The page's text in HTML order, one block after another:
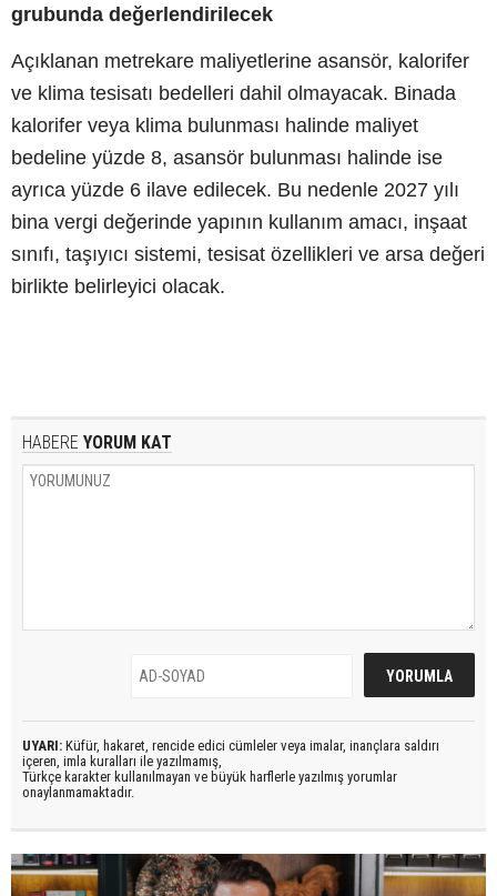
grubunda değerlendirilecek
Açıklanan metrekare maliyetlerine asansör, kalorifer
ve klima tesisatı bedelleri dahil olmayacak. Binada
kalorifer veya klima bulunması halinde maliyet
bedeline yüzde 8, asansör bulunması halinde ise
ayrıca yüzde 6 ilave edilecek. Bu nedenle 2027 yılı
bina vergi değerinde yapının kullanım amacı, inşaat
sınıfı, taşıyıcı sistemi, tesisat özellikleri ve arsa değeri
birlikte belirleyici olacak.
HABERE YORUM KAT
UYARI: Küfür, hakaret, rencide edici cümleler veya imalar, inançlara saldırı
içeren, imla kuralları ile yazılmamış,
Türkçe karakter kullanılmayan ve büyük harflerle yazılmış yorumlar
onaylanmamaktadır.